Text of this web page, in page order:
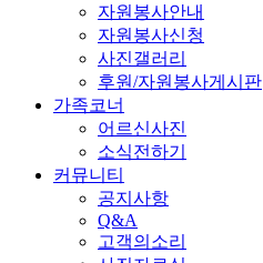
자원봉사안내
자원봉사신청
사진갤러리
후원/자원봉사게시판
가족코너
어르신사진
소식전하기
커뮤니티
공지사항
Q&A
고객의소리